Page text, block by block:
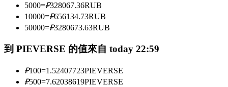
成為跟單交易員
坐享盈利分成和跟單分傭
5000=₽328067.36RUB
10000=₽656134.73RUB
50000=₽3280673.63RUB
到 PIEVERSE 的值來自 today 22:59
₽100=1.52407723PIEVERSE
₽500=7.62038619PIEVERSE